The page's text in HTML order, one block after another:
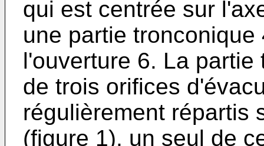
qui est centrée sur
une partie tronconique
l'ouverture 6. La partie
de trois orifices
régulièrement répartis
(figure 1), un seul de